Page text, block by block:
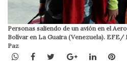
Personas saliendo de un avión en el
Bolívar en La Guaira (Venezuela). EFE/
Paz
WhatsApp
Facebook
TwitterGoogle+LinkedIn